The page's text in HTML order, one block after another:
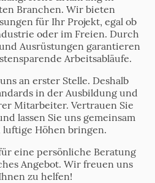
Branchen. Wir bieten
für Ihr Projekt, egal ob
oder im Freien. Durch
Ausrüstungen garantieren
Arbeitsabläufe.
an erster Stelle. Deshalb
in der Ausbildung und
Mitarbeiter. Vertrauen Sie
lassen Sie uns gemeinsam
Höhen bringen.
eine persönliche Beratung
Angebot. Wir freuen uns
zu helfen!